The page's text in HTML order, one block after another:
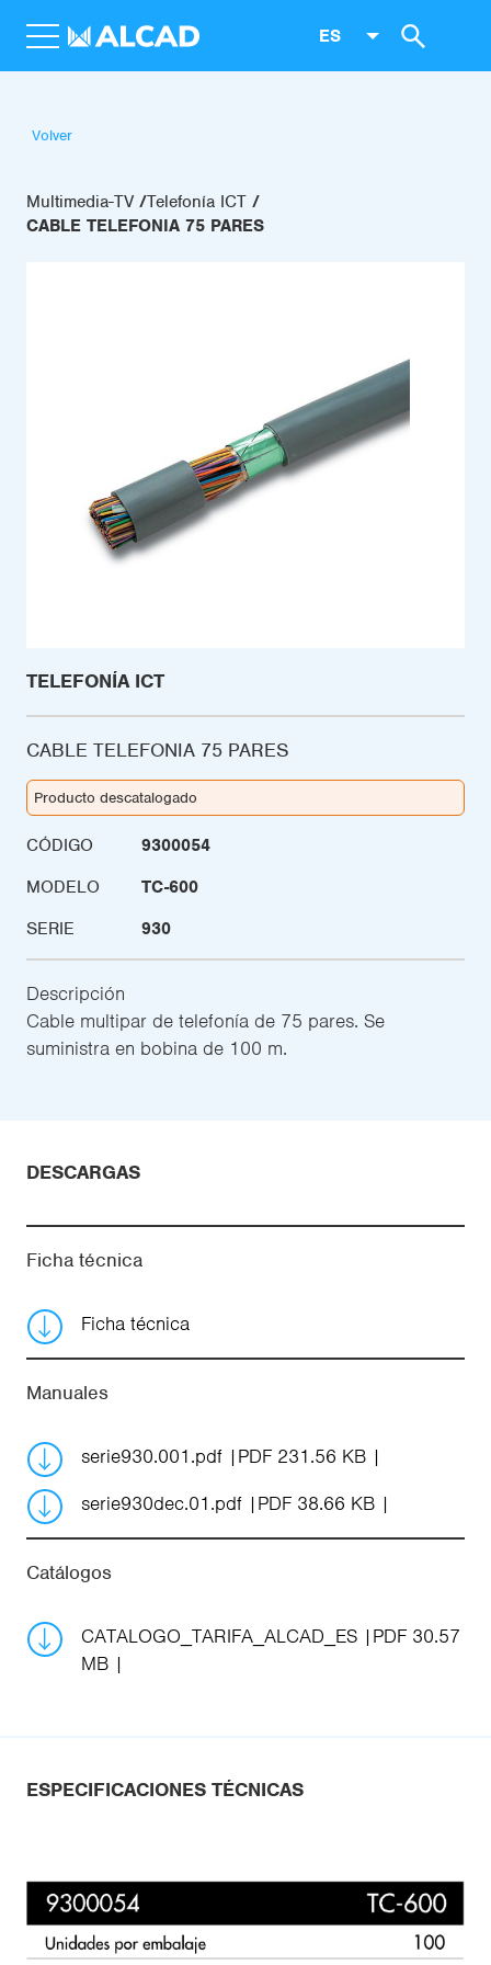
ES
Volver
Multimedia-TV Telefonía ICT
CABLE TELEFONIA 75 PARES
TELEFONÍA ICT
CABLE TELEFONIA 75 PARES
Producto descatalogado
CÓDIGO
9300054
MODELO
TC-600
SERIE
930
Descripción
Cable multipar de telefonía de 75 pares. Se
suministra en bobina de 100 m.
DESCARGAS
Ficha técnica
Ficha técnica
Manuales
serie930.001.pdf
PDF 231.56 KB
serie930dec.01.pdf
PDF 38.66 KB
Catálogos
CATALOGO_TARIFA_ALCAD_ES
PDF 30.57
MB
ESPECIFICACIONES TÉCNICAS